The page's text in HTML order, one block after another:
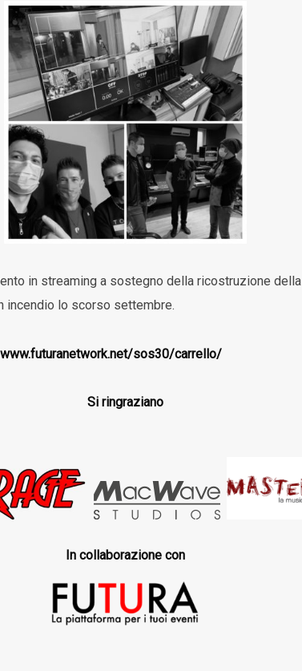
in streaming a sostegno della ricostruzione della
incendio lo scorso settembre.
sos30/carrello/
Si ringraziano
In collaborazione con